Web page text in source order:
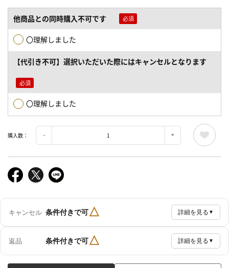
他商品との同時購入不可です
〇理解しました
【代引き不可】選択いただいた際にはキャンセルとなります
〇理解しました
購入数：
キャンセル 条件付きで可△ 詳細を見る ▼
返品 条件付きで可△ 詳細を見る ▼